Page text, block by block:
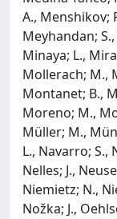
A., Menshikov;
Meyhandan;
Minaya; L.,
Mollerach; M.,
Montanet; B.,
Moreno; M.,
Müller; M.,
L., Navarro; S.,
Nelles; J.,
Niemietz; N.,
Nožka; J.,